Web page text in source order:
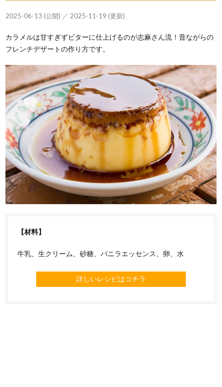
2025-06-13 (公開) ／ 2025-11-19 (更新)
カラメルは甘すぎずビターに仕上げるのが志麻さん流！昔ながらの
フレンチデザートの作り方です。
【材料】
牛乳、生クリーム、砂糖、バニラエッセンス、卵、水
詳しいレシピはコチラ